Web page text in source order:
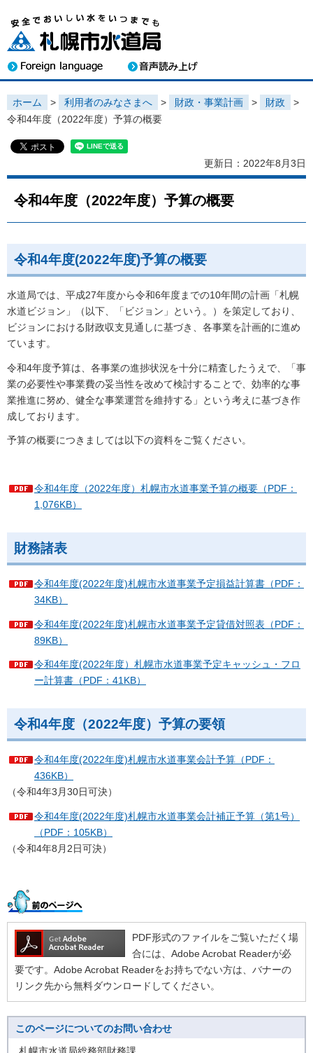
ホーム > 利用者のみなさまへ > 財政・事業計画 > 財政
>
令和4年度（2022年度）予算の概要
更新日：2022年8月3日
令和4年度（2022年度）予算の概要
令和4年度(2022年度)予算の概要
水道局では、平成27年度から令和6年度までの10年間の計画「札幌
水道ビジョン」（以下、「ビジョン」という。）を策定しており、
ビジョンにおける財政収支見通しに基づき、各事業を計画的に進め
ています。
令和4年度予算は、各事業の進捗状況を十分に精査したうえで、「事
業の必要性や事業費の妥当性を改めて検討することで、効率的な事
業推進に努め、健全な事業運営を維持する」という考えに基づき作
成しております。
予算の概要につきましては以下の資料をご覧ください。
令和4年度（2022年度）札幌市水道事業予算の概要（PDF：
1,076KB）
財務諸表
令和4年度(2022年度)札幌市水道事業予定損益計算書（PDF：
34KB）
令和4年度(2022年度)札幌市水道事業予定貸借対照表（PDF：
89KB）
令和4年度(2022年度）札幌市水道事業予定キャッシュ・フロ
ー計算書（PDF：41KB）
令和4年度（2022年度）予算の要領
令和4年度(2022年度)札幌市水道事業会計予算（PDF：
436KB）
（令和4年3月30日可決）
令和4年度(2022年度)札幌市水道事業会計補正予算（第1号）
（PDF：105KB）
（令和4年8月2日可決）
PDF形式のファイルをご覧いただく場
合には、Adobe Acrobat Readerが必
要です。Adobe Acrobat Readerをお持ちでない方は、バナーの
リンク先から無料ダウンロードしてください。
このページについてのお問い合わせ